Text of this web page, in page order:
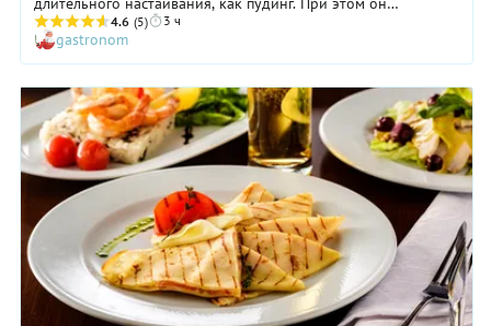
получается ароматный, с насыщенным вкусом, за который
отвечают изюм, орехи и, конечно, пиво. Но до чаепития с
ним вам все же придется подождать. Как следует
«отдохнувший» сутки в холодильнике, английский кекс на
пиве хорошо пропитается и станет еще вкуснее! Предлагаем
ниже пошаговый рецепт и делимся самыми главными
хитростями его приготовления.
4.6 (5) 3 ч
gastronom